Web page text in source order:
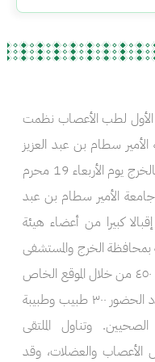
الأول لطب الأعصاب نظمت
سطام بن عبد العزيز
بالتعاون مع مستشفى الولادة والأطفال بالخرج يوم الأربعاء 19 محرم
9/2019م ملتقى جامعة الأمير سطام بن عبد
كبيرا من أعضاء هيئة
الخرج والمستشفى
العسكري بالخرج حيث بلغ عدد المسجلين ٤٥٠ من خلال الموقع الخاص
بوحدة التعليم الطبي المستمر بينما بلغ عدد الحضور ٣٠٠ طبيب وطبيبة
وتناول الملتقى
والعضلات، وقد